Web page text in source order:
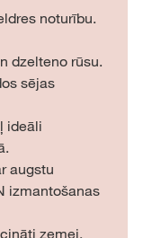
noturību.
dzelteno rūsu.
sējas
ideāli
augstu
izmantošanas
zemei.